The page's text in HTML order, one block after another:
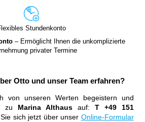
Stundenkonto
– Ermöglicht Ihnen die unkomplizierte
privater Termine
Otto und unser Team erfahren?
von unseren Werten begeistern und
zu Marina Althausauf: T +49 151
Sie sich jetzt über unser Online-Formular